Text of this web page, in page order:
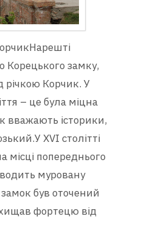
Корецького замку,
річкою Корчик. У
– це була міцна
вважають історики,
ХVІ столітті
місці попереднього
муровану
був оточений
фортецю від